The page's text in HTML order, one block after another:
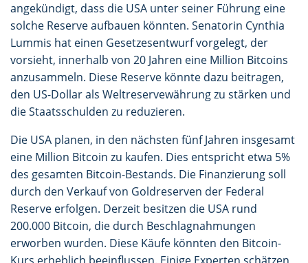
angekündigt, dass die USA unter seiner Führung eine
solche Reserve aufbauen könnten. Senatorin Cynthia
Lummis hat einen Gesetzesentwurf vorgelegt, der
vorsieht, innerhalb von 20 Jahren eine Million Bitcoins
anzusammeln. Diese Reserve könnte dazu beitragen,
den US-Dollar als Weltreservewährung zu stärken und
die Staatsschulden zu reduzieren.
Die USA planen, in den nächsten fünf Jahren insgesamt
eine Million Bitcoin zu kaufen. Dies entspricht etwa 5%
des gesamten Bitcoin-Bestands. Die Finanzierung soll
durch den Verkauf von Goldreserven der Federal
Reserve erfolgen. Derzeit besitzen die USA rund
200.000 Bitcoin, die durch Beschlagnahmungen
erworben wurden. Diese Käufe könnten den Bitcoin-